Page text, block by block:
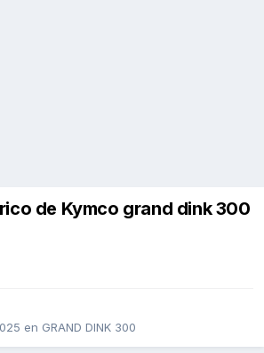
de Kymco grand dink 300
en GRAND DINK 300